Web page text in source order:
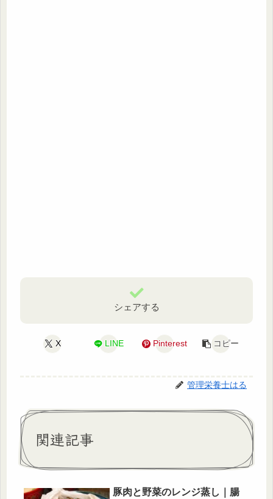
シェアする
X LINE Pinterest コピー
管理栄養士はる
関連記事
豚肉と野菜のレンジ蒸し｜腸